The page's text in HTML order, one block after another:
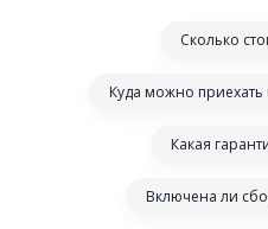
Сколько
Куда можно приехать
Какая
Включена ли